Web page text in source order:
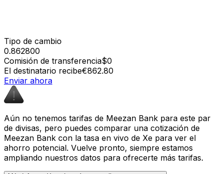
Tipo de cambio
0.862800
Comisión de transferencia$0
El destinatario recibe€862.80
Enviar ahora
Aún no tenemos tarifas de Meezan Bank para este par
de divisas, pero puedes comparar una cotización de
Meezan Bank con la tasa en vivo de Xe para ver el
ahorro potencial. Vuelve pronto, siempre estamos
ampliando nuestros datos para ofrecerte más tarifas.